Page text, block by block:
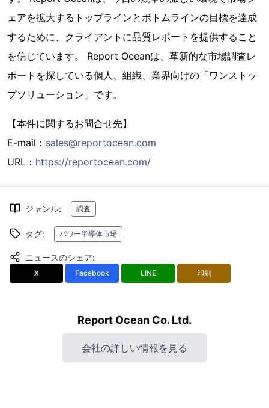
ェアを拡大するトップラインとボトムラインの目標を達成
するために、クライアントに品質レポートを提供すること
を信じています。 Report Oceanは、革新的な市場調査レ
ポートを探している個人、組織、業界向けの「ワンストッ
プソリューション」です。
【本件に関するお問合せ先】
E-mail： sales@reportocean.com
URL： https://reportocean.com/
ジャンル: 調査
タグ: パワー半導体市場
ニュースのシェア:
X Facebook LINE 印刷
Report Ocean Co. Ltd.
会社の詳しい情報を見る